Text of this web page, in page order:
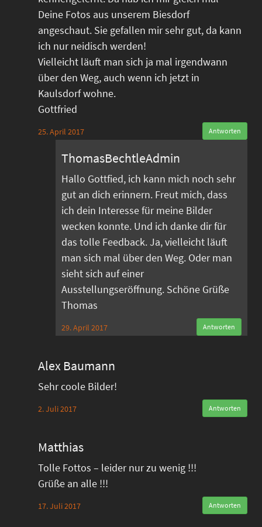
Deine Fotos aus unserem Biesdorf
angeschaut. Sie gefallen mir sehr gut, da kann
ich nur neidisch werden!
Vielleicht läuft man sich ja mal irgendwann
über den Weg, auch wenn ich jetzt in
Kaulsdorf wohne.
Gottfried
25. April 2017 Antworten
ThomasBechtleAdmin
Hallo Gottfied, ich kann mich noch sehr
gut an dich erinnern. Freut mich, dass
ich dein Interesse für meine Bilder
wecken konnte. Und ich danke dir für
das tolle Feedback. Ja, vielleicht läuft
man sich mal über den Weg. Oder man
sieht sich auf einer
Ausstellungseröffnung. Schöne Grüße
Thomas
29. April 2017 Antworten
Alex Baumann
Sehr coole Bilder!
2. Juli 2017 Antworten
Matthias
Tolle Fottos – leider nur zu wenig !!!
Grüße an alle !!!
17. Juli 2017 Antworten